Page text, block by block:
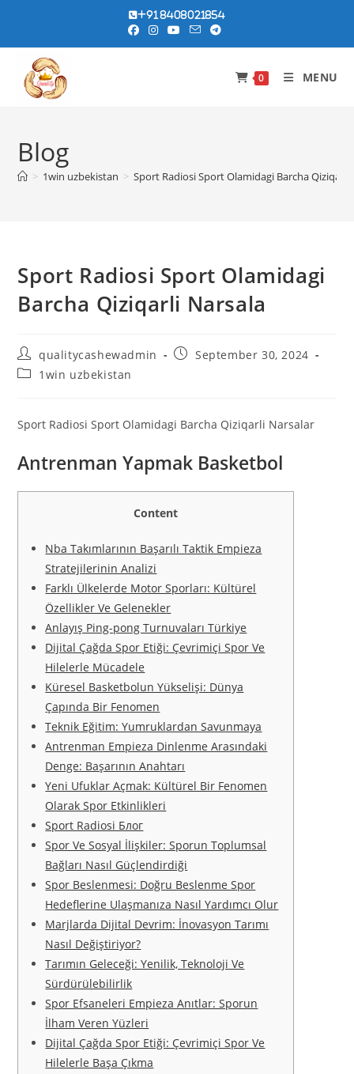
content
+91 8408021854
0 MENU
Blog
> 1win uzbekistan > Sport Radiosi Sport Olamidagi Barcha Qiziqarli
Sport Radiosi Sport Olamidagi
Barcha Qiziqarli Narsala
Post
author:
qualitycashewadmin
PostSeptember 30, 2024
Post1win uzbekistan
Sport Radiosi Sport Olamidagi Barcha Qiziqarli Narsalar
Antrenman Yapmak Basketbol
Content
Nba Takımlarının Başarılı Taktik Empieza
Stratejilerinin Analizi
Farklı Ülkelerde Motor Sporları: Kültürel
Özellikler Ve Gelenekler
Anlayış Ping-pong Turnuvaları Türkiye
Dijital Çağda Spor Etiği: Çevrimiçi Spor Ve
Hilelerle Mücadele
Küresel Basketbolun Yükselişi: Dünya
Çapında Bir Fenomen
Teknik Eğitim: Yumruklardan Savunmaya
Antrenman Empieza Dinlenme Arasındaki
Denge: Başarının Anahtarı
Yeni Ufuklar Açmak: Kültürel Bir Fenomen
Olarak Spor Etkinlikleri
Sport Radiosi Блог
Spor Ve Sosyal İlişkiler: Sporun Toplumsal
Bağları Nasıl Güçlendirdiği
Spor Beslenmesi: Doğru Beslenme Spor
Hedeflerine Ulaşmanıza Nasıl Yardımcı Olur
Marjlarda Dijital Devrim: İnovasyon Tarımı
Nasıl Değiştiriyor?
Tarımın Geleceği: Yenilik, Teknoloji Ve
Sürdürülebilirlik
Spor Efsaneleri Empieza Anıtlar: Sporun
İlham Veren Yüzleri
Dijital Çağda Spor Etiği: Çevrimiçi Spor Ve
Hilelerle Başa Çıkma